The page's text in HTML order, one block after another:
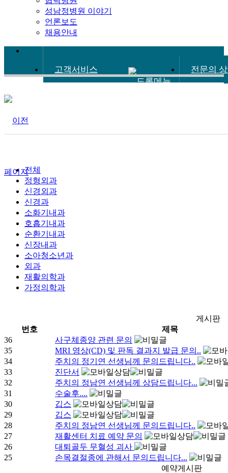
성남정병원 이야기
언론보도
채용안내
고객서비스 전문의
전체
정형외과
신경외과
신경과
소화기내과
호흡기내과
순환기내과
신장내과
소아청소년과
외과
재활의학과
가정의학과
게시판
번호
제목
36
사구체종양 관련 문의
35
MRI 영상(CD) 및 판독 결과지 발급 문의..
34
주치의 정기연 선생님께 문의드립니다..
33
진단서
32
주치의 정남연 선생님께 상담드립니다...
31
수술후....
30
깁스
29
깁스
28
주치의 정남연 선생님께 문의드립니다..
27
재활센터 치료 예약 문의
26
대퇴골두 무혈성 괴사
25
손목결절종에 관해서 문의드립니다...
예약게시판